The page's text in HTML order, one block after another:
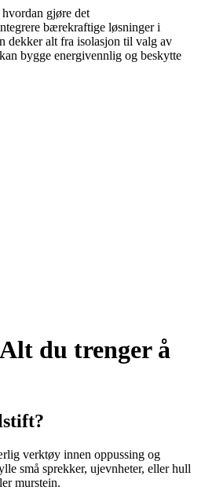
gjøre det
bærekraftige løsninger i
dekker alt fra isolasjon til valg av
bygge energivennlig og beskytte
du trenger å
verktøy innen oppussing og
små sprekker, ujevnheter, eller hull
murstein.